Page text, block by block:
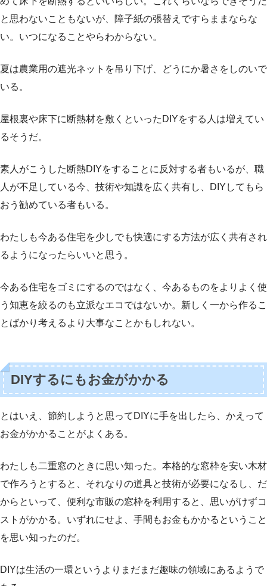
と思わないこともないが、障子紙の張替えですらままならな
い。いつになることやらわからない。
夏は農業用の遮光ネットを吊り下げ、どうにか暑さをしのいで
いる。
屋根裏や床下に断熱材を敷くといったDIYをする人は増えてい
るそうだ。
素人がこうした断熱DIYをすることに反対する者もいるが、職
人が不足している今、技術や知識を広く共有し、DIYしてもら
おう勧めている者もいる。
わたしも今ある住宅を少しでも快適にする方法が広く共有され
るようになったらいいと思う。
今ある住宅をゴミにするのではなく、今あるものをよりよく使
う知恵を絞るのも立派なエコではないか。新しく一から作るこ
とばかり考えるより大事なことかもしれない。
DIYするにもお金がかかる
とはいえ、節約しようと思ってDIYに手を出したら、かえって
お金がかかることがよくある。
わたしも二重窓のときに思い知った。本格的な窓枠を安い木材
で作ろうとすると、それなりの道具と技術が必要になるし、だ
からといって、便利な市販の窓枠を利用すると、思いがけずコ
ストがかかる。いずれにせよ、手間もお金もかかるということ
を思い知ったのだ。
DIYは生活の一環というよりまだまだ趣味の領域にあるようで